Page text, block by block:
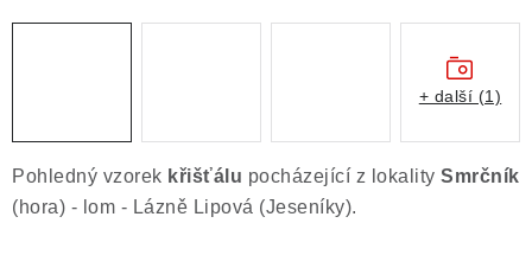
Výkup minerálů a drahých kamenů
Pohledný vzorek křišťálu pocházející z lokality Smrčník
(hora) - lom - Lázně Lipová (Jeseníky).
+ další (1)